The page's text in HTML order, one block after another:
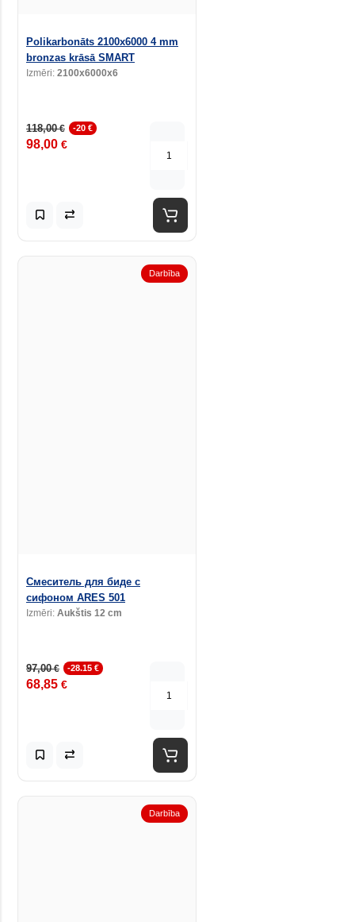
Polikarbonāts 2100x6000 4 mm
bronzas krāsā SMART
Izmēri: 2100x6000x6
118,00€ -20 €
98,00 €
Darbība
Смеситель для биде с
сифоном ARES 501
Izmēri: Aukštis 12 cm
97,00€ -28.15 €
68,85 €
Darbība